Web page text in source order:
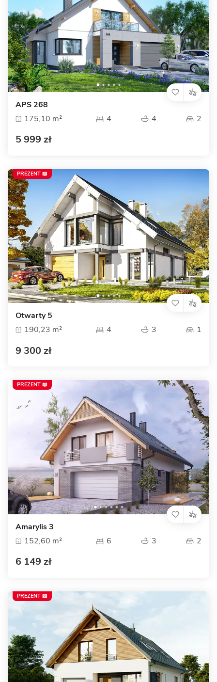
APS 268
175,10 m²
4 4 2
5 999 zł
Otwarty 5
190,23 m²
4 3 1
9 300 zł
PREZENT 📖
Amarylis 3
152,60 m²
6 3 2
6 149 zł
PREZENT 📖
PREZENT 📖